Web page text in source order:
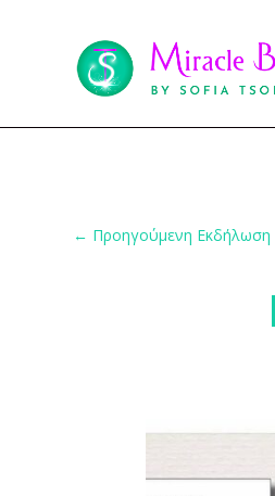
← Προηγούμενη Εκδήλωση